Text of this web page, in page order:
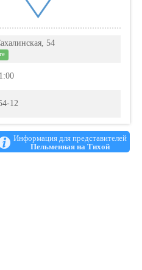
54
12
Информация для представителей
Пельменная на Тихой